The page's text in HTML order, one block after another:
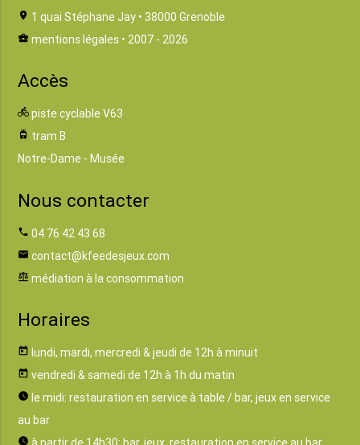
location_on 1 quai Stéphane Jay • 38000 Grenoble
business_center mentions légales • 2007 - 2026
Accès
directions_bike piste cyclable V63
tram tram B
Notre-Dame - Musée
Nous contacter
phone 04 76 42 43 68
email contact@kfeedesjeux.com
balance médiation à la consommation
Horaires
today lundi, mardi, mercredi & jeudi de 12h à minuit
today vendredi & samedi de 12h à 1h du matin
watch_later le midi: restauration en service à table / bar, jeux en service
au bar
watch_later